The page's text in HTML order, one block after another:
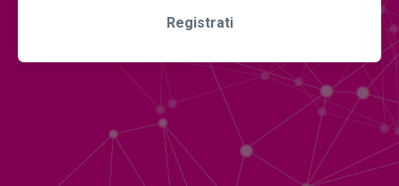
Registrati